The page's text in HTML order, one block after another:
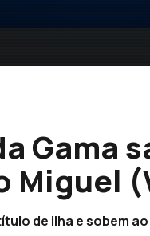
Gama
Miguel
de ilha e sobem